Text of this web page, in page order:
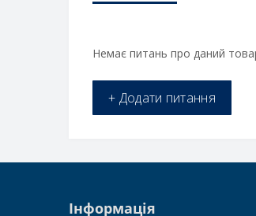
Немає питань про даний
+ Додати питання
Інформація